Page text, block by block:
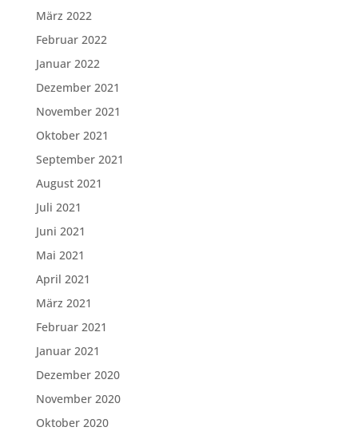
März 2022
Februar 2022
Januar 2022
Dezember 2021
November 2021
Oktober 2021
September 2021
August 2021
Juli 2021
Juni 2021
Mai 2021
April 2021
März 2021
Februar 2021
Januar 2021
Dezember 2020
November 2020
Oktober 2020